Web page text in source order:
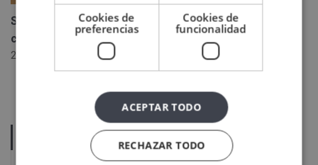
Sello Cum laude 2026: un reconocimiento al
compromiso de Veigler Formación
22 junio, 2026
ÚLTIMOS POSTS
Cookies de
preferencias
Cookies de
funcionalidad
ACEPTAR TODO
RECHAZAR TODO